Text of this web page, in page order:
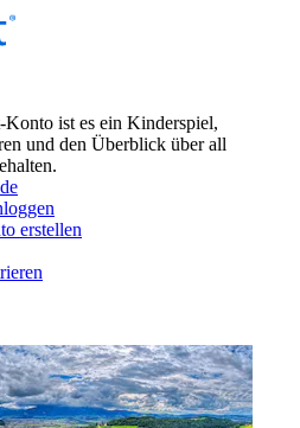
ist es ein Kinderspiel,
und den Überblick über all
erstellen